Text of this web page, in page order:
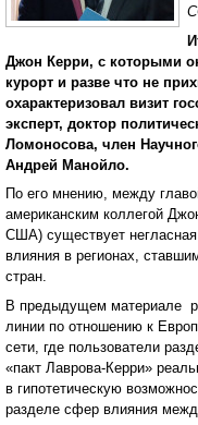
Джон Керри, с которыми
курорт и разве что не
охарактеризовал визит
эксперт, доктор
Ломоносова, член
Андрей Манойло.
По его мнению, между
американским коллегой
США) существует
влияния в регионах,
стран.
В предыдущем материале
линии по отношению к
сети, где пользователи
«пакт Лаврова-Керри»
в гипотетическую
разделе сфер влияния